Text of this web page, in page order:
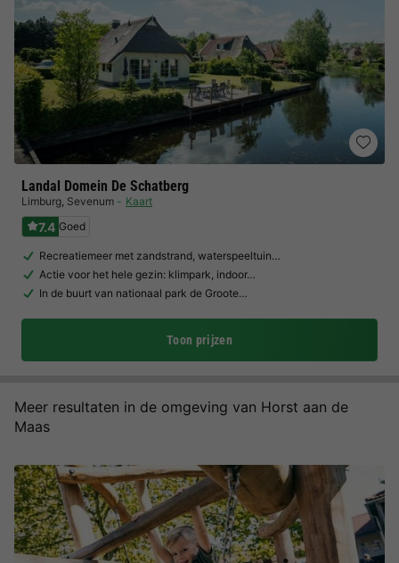
Landal Domein De Schatberg
Limburg, Sevenum Kaart
7.4 Goed
Recreatiemeer met zandstrand, waterspeeltuin…
Actie voor het hele gezin: klimpark, indoor…
In de buurt van nationaal park de Groote…
Toon prijzen
Meer resultaten in de omgeving van Horst aan de
Maas